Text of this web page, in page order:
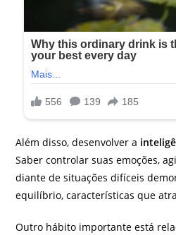
Além disso, desenvolver a
Saber controlar suas emoções,
diante de situações difíceis
equilíbrio, características que
Outro hábito importante está